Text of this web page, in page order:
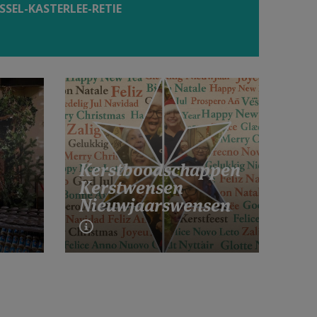
KASTERLEE-RETIE
Kerstboodschappen
Kerstwensen
Nieuwjaarswensen